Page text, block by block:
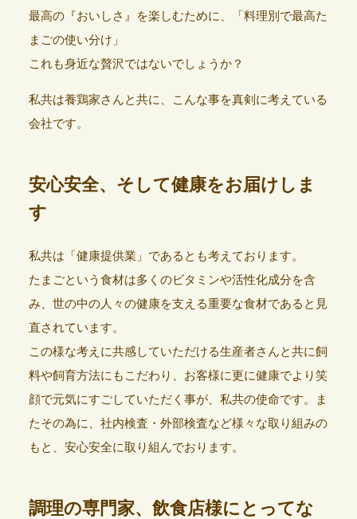
最高の『おいしさ』を楽しむために、「料理別で最高た
まごの使い分け」
これも身近な贅沢ではないでしょうか？
私共は養鶏家さんと共に、こんな事を真剣に考えている
会社です。
安心安全、そして健康をお届けしま
す
私共は「健康提供業」であるとも考えております。
たまごという食材は多くのビタミンや活性化成分を含
み、世の中の人々の健康を支える重要な食材であると見
直されています。
この様な考えに共感していただける生産者さんと共に飼
料や飼育方法にもこだわり、お客様に更に健康でより笑
顔で元気にすごしていただく事が、私共の使命です。ま
たその為に、社内検査・外部検査など様々な取り組みの
もと、安心安全に取り組んでおります。
調理の専門家、飲食店様にとってな